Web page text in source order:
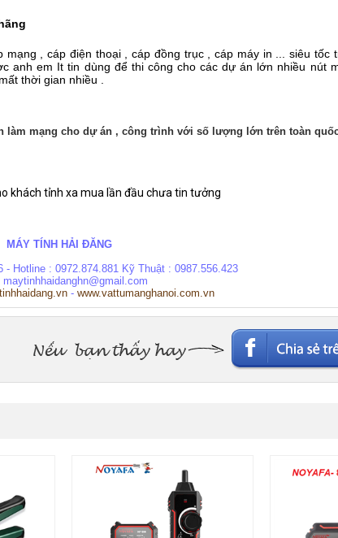
, cáp điện thoại , cáp đồng trục , cáp máy in ... siêu tốc
anh em It tin dùng để thi công cho các dự án lớn nhiều nút
thời gian nhiều .
làm mạng cho dự án , công trình với số lượng lớn trên toàn
khách tỉnh xa mua lần đầu chưa tin tưởng
MÁY TÍNH HẢI ĐĂNG
- Hotline : 0972.874.881 Kỹ Thuật : 0987.556.423
maytinhhaidanghn@gmail.com
- www.vattumanghanoi.com.vn